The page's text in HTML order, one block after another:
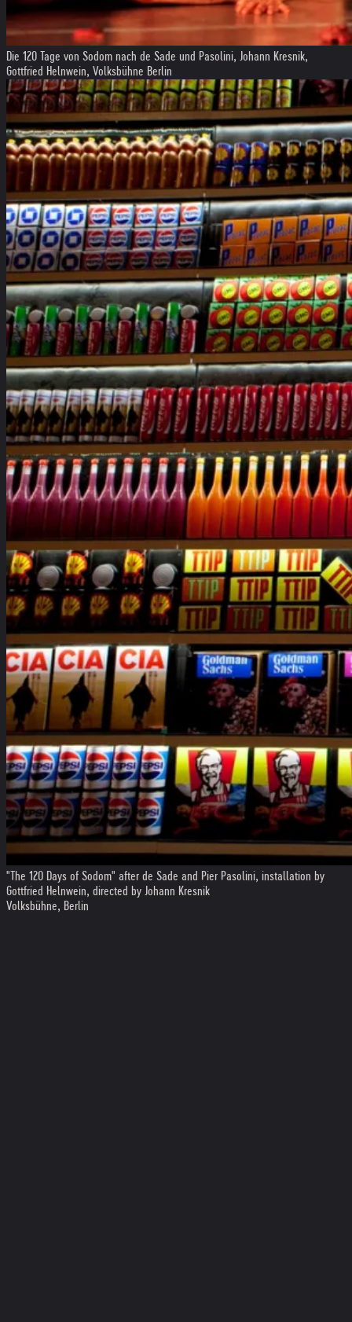
Die 120 Tage von Sodom nach de Sade und Pasolini, Johann Kresnik,
Gottfried Helnwein, Volksbühne Berlin
"The 120 Days of Sodom" after de Sade and Pier Pasolini, installation by
Gottfried Helnwein, directed by Johann Kresnik
Volksbühne, Berlin